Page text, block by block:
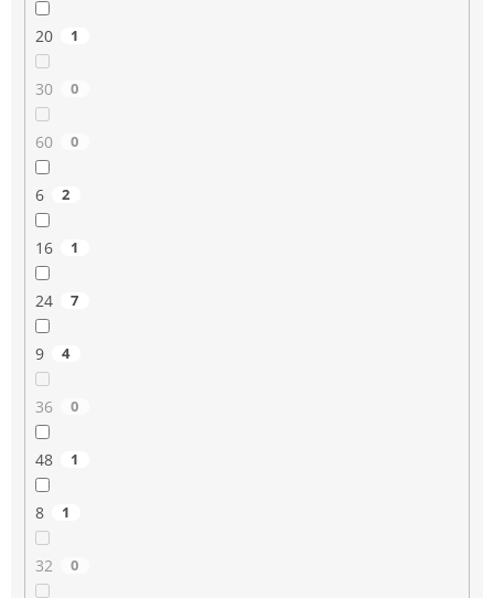
20 1
30 0
60 0
6 2
16 1
24 7
9 4
36 0
48 1
8 1
32 0